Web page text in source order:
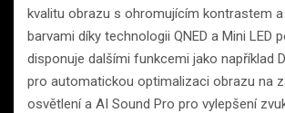
kvalitu obrazu s ohromujícím kontrastem
barvami díky technologii QNED a Mini LED
disponuje dalšími funkcemi jako například
pro automatickou optimalizaci obrazu na
osvětlení a AI Sound Pro pro vylepšení